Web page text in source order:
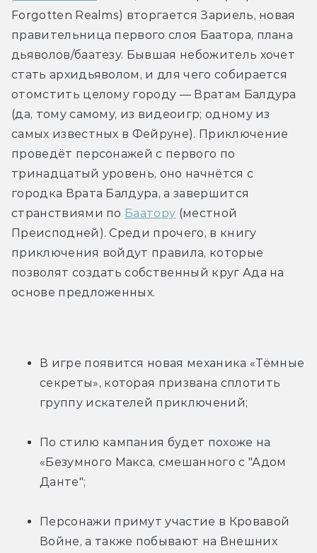
Forgotten Realms) вторгается Зариель, новая
правительница первого слоя Баатора, плана
дьяволов/баатезу. Бывшая небожитель хочет
стать архидьяволом, и для чего собирается
отомстить целому городу — Вратам Балдура
(да, тому самому, из видеоигр; одному из
самых известных в Фейруне). Приключение
проведёт персонажей с первого по
тринадцатый уровень, оно начнётся с
городка Врата Балдура, а завершится
странствиями по Баатору (местной
Преисподней). Среди прочего, в книгу
приключения войдут правила, которые
позволят создать собственный круг Ада на
основе предложенных.
В игре появится новая механика «Тёмные
секреты», которая призвана сплотить
группу искателей приключений;
По стилю кампания будет похоже на
«Безумного Макса, смешанного с "Адом
Данте";
Персонажи примут участие в Кровавой
Войне, а также побывают на Внешних